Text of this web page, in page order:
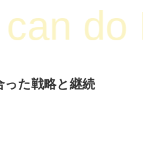
do
った戦略と継続